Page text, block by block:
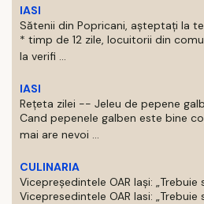
IASI
Sătenii din Popricani, așteptați la
* timp de 12 zile, locuitorii din
la verifi ...
IASI
Rețeta zilei -- Jeleu de pepene
Cand pepenele galben este bine
mai are nevoi ...
CULINARIA
Vicepreședintele OAR Iași:
Vicepresedintele OAR Iasi: